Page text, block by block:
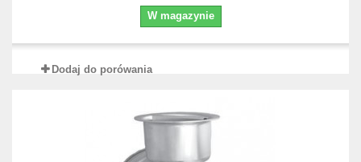
W magazynie
Dodaj do porówania